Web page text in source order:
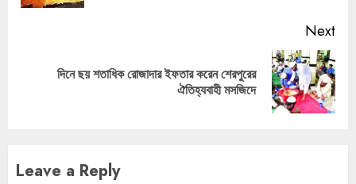
Next
দিনে ছয় শতাধিক রোজাদার ইফতার করেন শেরপুরের
ঐতিহ্যবাহী মসজিদে
Leave a Reply